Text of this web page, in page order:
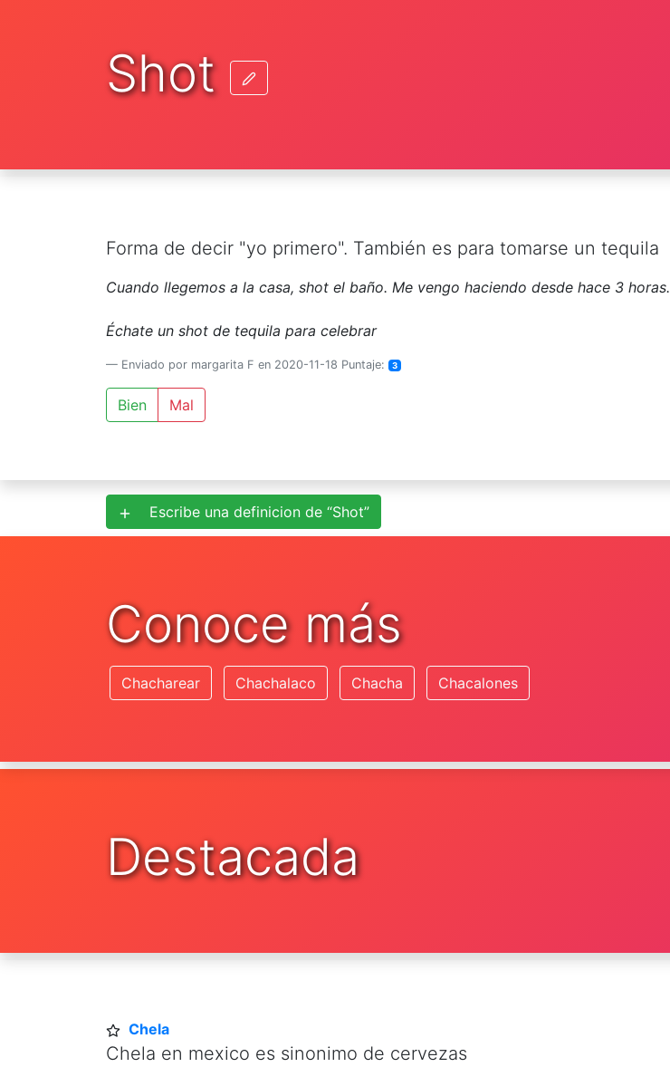
Shot
Forma de decir "yo primero". También es para tomarse un tequila
Cuando llegemos a la casa, shot el baño. Me vengo haciendo desde hace 3 horas.
Échate un shot de tequila para celebrar
Enviado por margarita F en 2020-11-18 Puntaje: 3
Bien Mal
Escribe una definicion de “Shot”
Conoce más
Chacharear Chachalaco Chacha Chacalones
Destacada
Chela
Chela en mexico es sinonimo de cervezas